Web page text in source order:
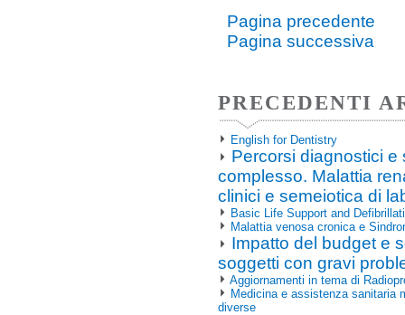
Pagina precedente
Pagina successiva
PRECEDENTI
English for Dentistry
Percorsi diagnostici e
complesso. Malattia
clinici e semeiotica di
Basic Life Support and
Malattia venosa cronica e
Impatto del budget e
soggetti con gravi
Aggiornamenti in tema di
Medicina e assistenza sanitaria
diverse